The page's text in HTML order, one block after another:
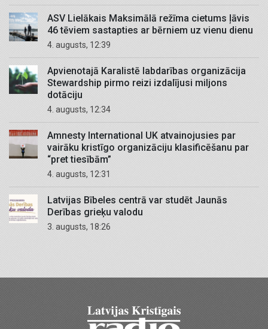
ASV Lielākais Maksimālā režīma cietums ļāvis
46 tēviem sastapties ar bērniem uz vienu dienu
4. augusts, 12:39
Apvienotajā Karalistē labdarības organizācija
Stewardship pirmo reizi izdalījusi miljons
dotāciju
4. augusts, 12:34
Amnesty International UK atvainojusies par
vairāku kristīgo organizāciju klasificēšanu par
“pret tiesībām”
4. augusts, 12:31
Latvijas Bībeles centrā var studēt Jaunās
Derības grieķu valodu
3. augusts, 18:26